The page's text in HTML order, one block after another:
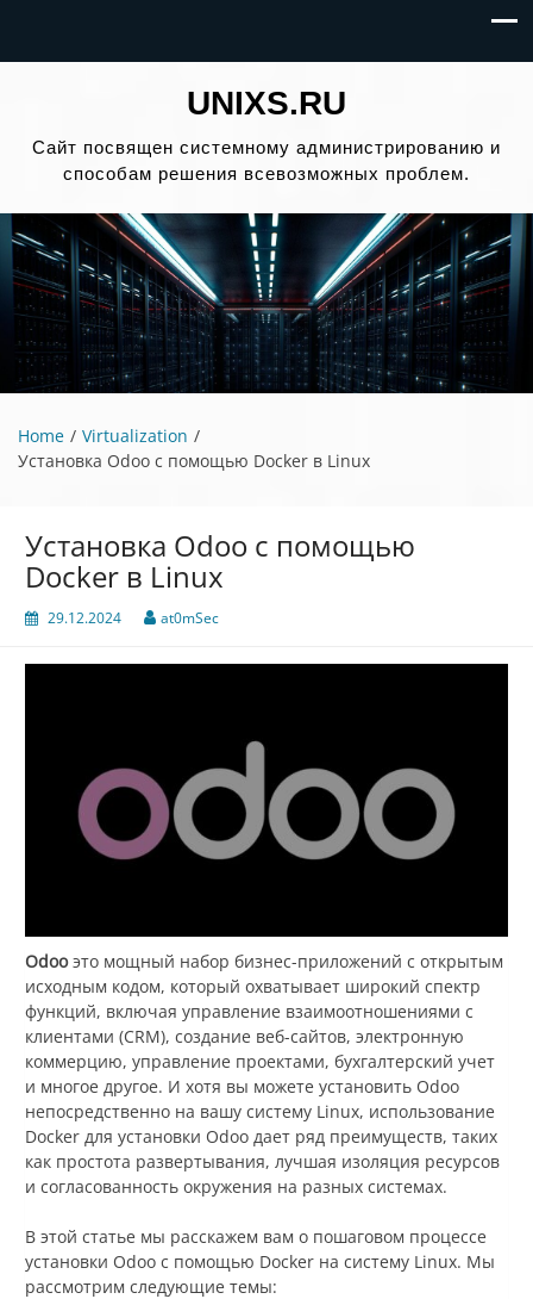
UNIXS.RU
Сайт посвящен системному администрированию и
способам решения всевозможных проблем.
Home
Virtualization
Установка Odoo с помощью Docker в Linux
Установка Odoo с помощью
Docker в Linux
29.12.2024 at0mSec
Odooэто мощный набор бизнес-приложений с открытым
исходным кодом, который охватывает широкий спектр
функций, включая управление взаимоотношениями с
клиентами (CRM), создание веб-сайтов, электронную
коммерцию, управление проектами, бухгалтерский учет
и многое другое. И хотя вы можете установить Odoo
непосредственно на вашу систему Linux, использование
Docker для установки Odoo дает ряд преимуществ, таких
как простота развертывания, лучшая изоляция ресурсов
и согласованность окружения на разных системах.
В этой статье мы расскажем вам о пошаговом процессе
установки Odoo с помощью Docker на систему Linux. Мы
рассмотрим следующие темы: